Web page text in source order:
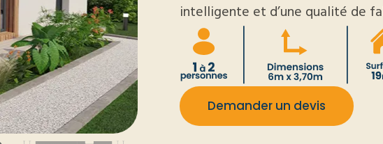
intelligente et d’une qualité de
Demander un devis